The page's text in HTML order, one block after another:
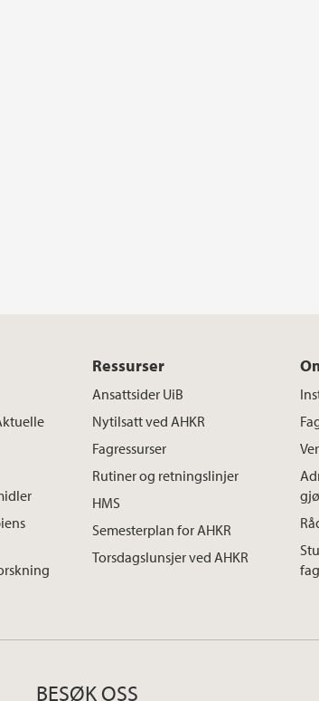
Ressurser
Ansattsider UiB
Nytilsatt ved AHKR
Fagressurser
Rutiner og retningslinjer
HMS
Semesterplan for AHKR
Torsdagslunsjer ved AHKR
BESØK OSS